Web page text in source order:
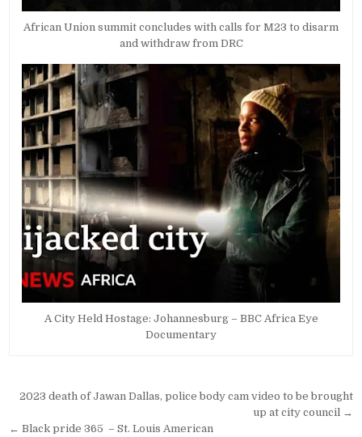
African Union summit concludes with calls for M23 to disarm
and withdraw from DRC
A City Held Hostage: Johannesburg – BBC Africa Eye
Documentary
Post
navigation
2023 death of Jawan Dallas, police body cam video to be brought
up at city council →
← Black pride 365 – St. Louis American